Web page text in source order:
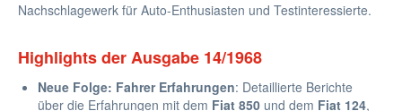
Nachschlagewerk für Auto-Enthusiasten und Testinteressierte.
Highlights der Ausgabe 14/1968
Neue Folge: Fahrer Erfahrungen: Detaillierte Berichte
über die Erfahrungen mit dem Fiat 850 und dem Fiat 124,